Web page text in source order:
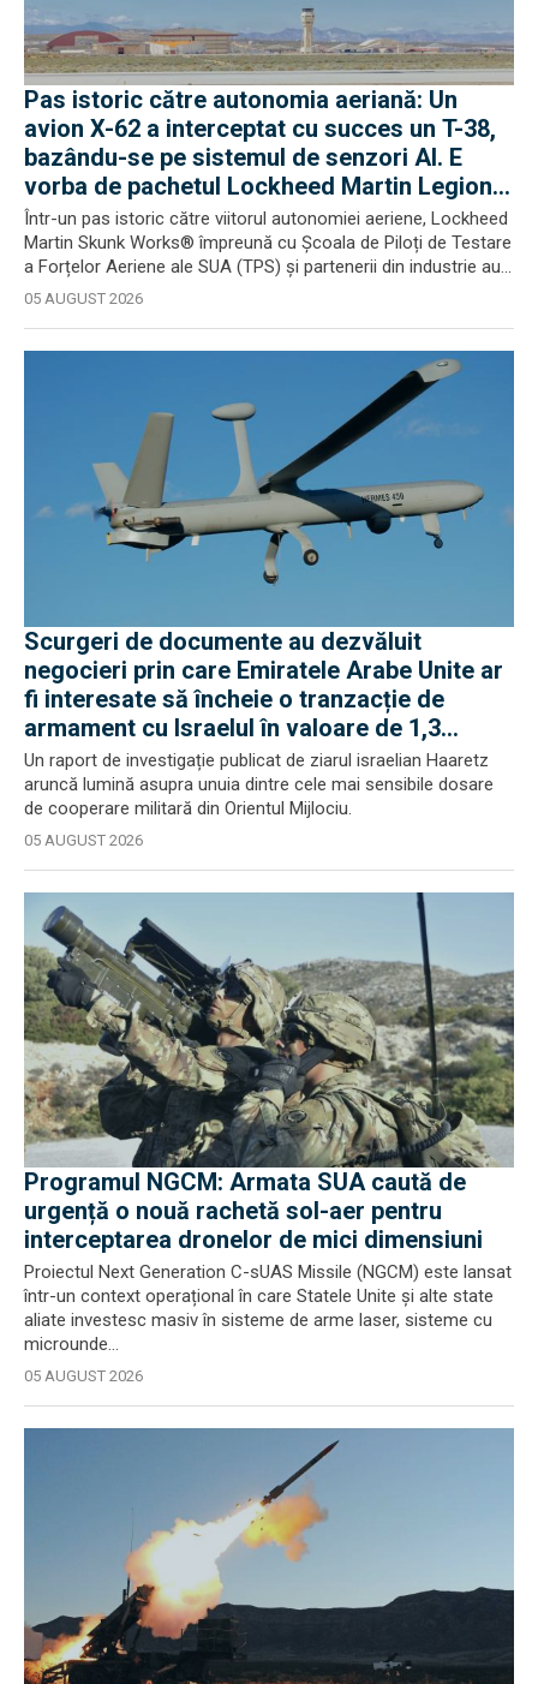
Pas istoric către autonomia aeriană: Un
avion X-62 a interceptat cu succes un T-38,
bazându-se pe sistemul de senzori AI. E
vorba de pachetul Lockheed Martin Legion
Pod
Într-un pas istoric către viitorul autonomiei aeriene, Lockheed
Martin Skunk Works® împreună cu Școala de Piloți de Testare
a Forțelor Aeriene ale SUA (TPS) și partenerii din industrie au...
05 AUGUST 2026
Scurgeri de documente au dezvăluit
negocieri prin care Emiratele Arabe Unite ar
fi interesate să încheie o tranzacție de
armament cu Israelul în valoare de 1,3
miliarde de dolari
Un raport de investigație publicat de ziarul israelian Haaretz
aruncă lumină asupra unuia dintre cele mai sensibile dosare
de cooperare militară din Orientul Mijlociu.
05 AUGUST 2026
Programul NGCM: Armata SUA caută de
urgență o nouă rachetă sol-aer pentru
interceptarea dronelor de mici dimensiuni
Proiectul Next Generation C-sUAS Missile (NGCM) este lansat
într-un context operațional în care Statele Unite și alte state
aliate investesc masiv în sisteme de arme laser, sisteme cu
microunde...
05 AUGUST 2026